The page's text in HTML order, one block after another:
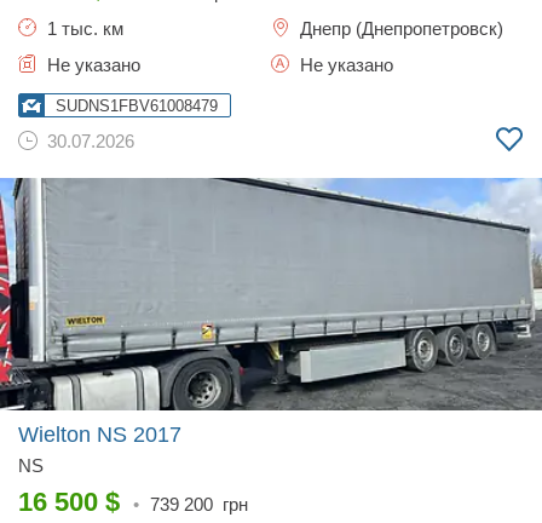
1 тыс. км
Днепр (Днепропетровск)
Не указано
Не указано
SUDNS1FBV61008479
30.07.2026
Wielton NS 2017
NS
16 500 $ • 739 200 грн